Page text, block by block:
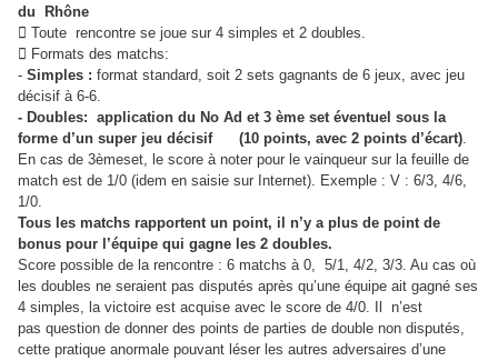
du Rhône
 Toute rencontre se joue sur 4 simples et 2 doubles.
 Formats des matchs:
- Simples : format standard, soit 2 sets gagnants de 6 jeux, avec jeu
décisif à 6-6.
- Doubles: application du No Ad et 3 ème set éventuel sous la
forme d’un super jeu décisif (10 points, avec 2 points d’écart).
En cas de 3èmeset, le score à noter pour le vainqueur sur la feuille de
match est de 1/0 (idem en saisie sur Internet). Exemple : V : 6/3, 4/6,
1/0.
Tous les matchs rapportent un point, il n’y a plus de point de
bonus pour l’équipe qui gagne les 2 doubles.
Score possible de la rencontre : 6 matchs à 0, 5/1, 4/2, 3/3. Au cas où
les doubles ne seraient pas disputés après qu’une équipe ait gagné ses
4 simples, la victoire est acquise avec le score de 4/0. Il n’est
pas question de donner des points de parties de double non disputés,
cette pratique anormale pouvant léser les autres adversaires d’une